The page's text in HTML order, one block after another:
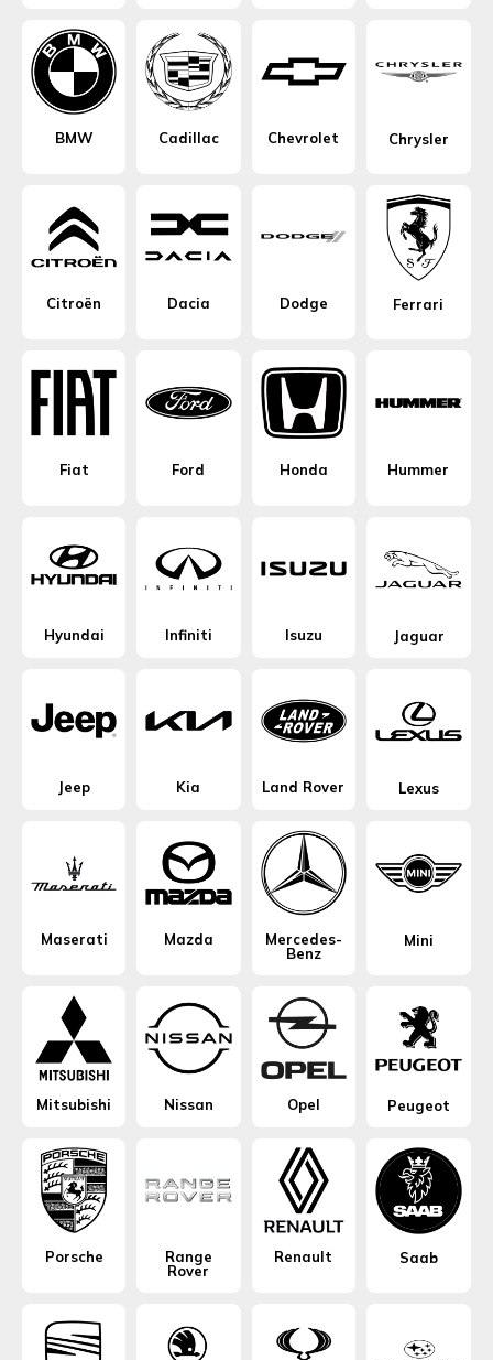
BMW Cadillac Chevrolet Chrysler
Citroën Dacia Dodge Ferrari
Fiat Ford Honda Hummer
Hyundai Infiniti Isuzu Jaguar
Jeep Kia Land Rover Lexus
Maserati Mazda
Mercedes-
Benz
Mini
Mitsubishi Nissan Opel Peugeot
Porsche
Range
Rover
Renault Saab